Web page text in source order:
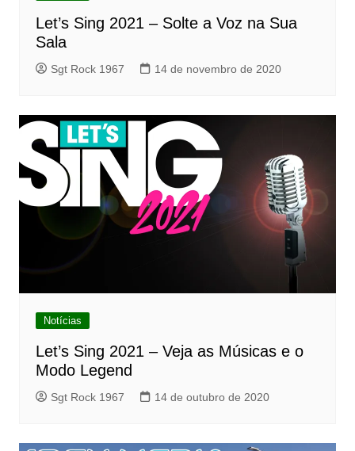
Let’s Sing 2021 – Solte a Voz na Sua
Sala
Sgt Rock 1967 14 de novembro de 2020
Notícias
Let’s Sing 2021 – Veja as Músicas e o
Modo Legend
Sgt Rock 1967 14 de outubro de 2020